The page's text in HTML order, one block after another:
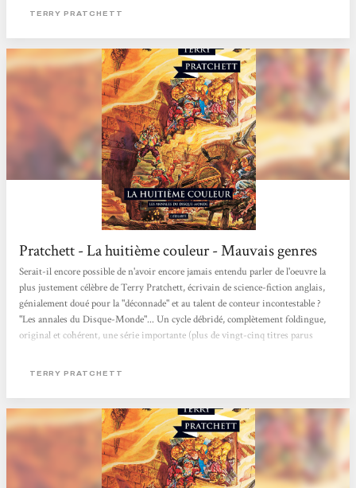
d’une tortue. Étrange, dites-vous ? Vous ne croyez pas si bien dire. […]...
TERRY PRATCHETT
Pratchett - La huitième couleur - Mauvais genres
Serait-il encore possible de n'avoir encore jamais entendu parler de l'oeuvre la
plus justement célèbre de Terry Pratchett, écrivain de science-fiction anglais,
génialement doué pour la "déconnade" et au talent de conteur incontestable ?
"Les annales du Disque-Monde"... Un cycle débridé, complètement foldingue,
original et cohérent, une série importante (plus de vingt-cinq titres parus
truculente, vraiment très réjouissante, tout à la fois éminemment distrayante et
TERRY PRATCHETT